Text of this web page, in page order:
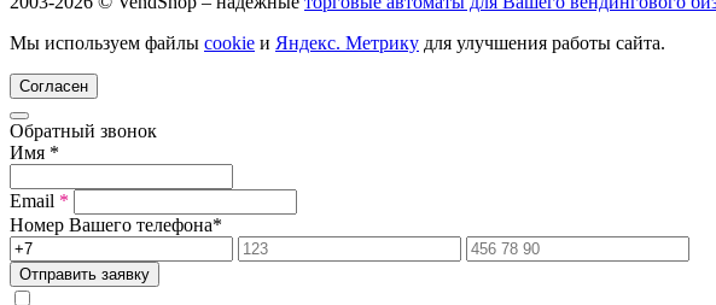
Мы используем файлы cookie и Яндекс. Метрику для улучшения работы сайта.
Согласен
Обратный звонок
Имя *
Email *
Номер Вашего телефона*
Отправить заявку